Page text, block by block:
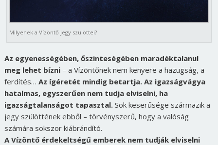
Milyenek a Vízöntő jegy szülöttei?
Az egyenességében, őszinteségében maradéktalanul
meg lehet bízni– a Vízöntőnek nem kenyere a hazugság, a
ferdítés… Az ígéretét mindig betartja. Az igazságvágya
hatalmas, egyszerűen nem tudja elviselni, ha
igazságtalanságot tapasztal. Sok keserűsége származik a
jegy szülöttének ebből – törvényszerű, hogy a valóság
számára sokszor kiábrándító.
A Vízöntő érdekeltségű emberek nem tudják elviselni